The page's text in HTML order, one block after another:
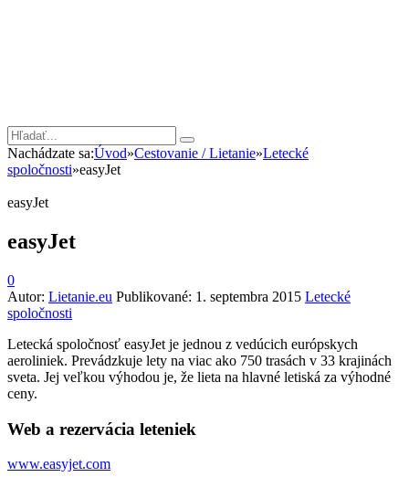
Nachádzate sa:Úvod»Cestovanie / Lietanie»Letecké
spoločnosti»easyJet
easyJet
easyJet
0
Autor: Lietanie.eu Publikované: 1. septembra 2015 Letecké
spoločnosti
Letecká spoločnosť easyJet je jednou z vedúcich európskych
aeroliniek. Prevádzkuje lety na viac ako 750 trasách v 33 krajinách
sveta. Jej veľkou výhodou je, že lieta na hlavné letiská za výhodné
ceny.
Web a rezervácia leteniek
www.easyjet.com